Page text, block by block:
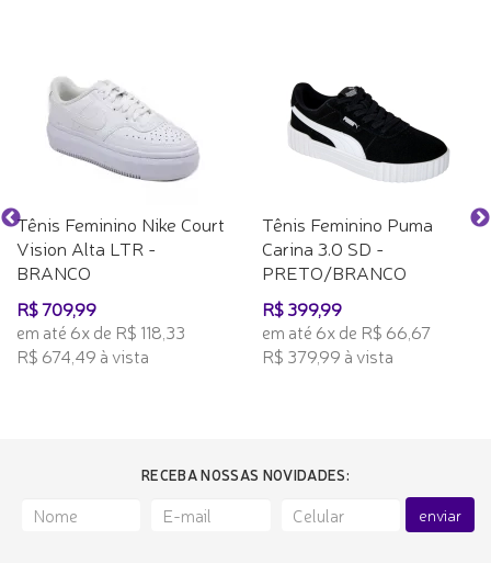
Tênis Feminino Nike Court
Vision Alta LTR -
BRANCO
R$ 709,99
em até 6x de R$ 118,33
R$ 674,49 à vista
Tênis Feminino Puma
Carina 3.0 SD -
PRETO/BRANCO
R$ 399,99
em até 6x de R$ 66,67
R$ 379,99 à vista
RECEBA NOSSAS NOVIDADES:
enviar